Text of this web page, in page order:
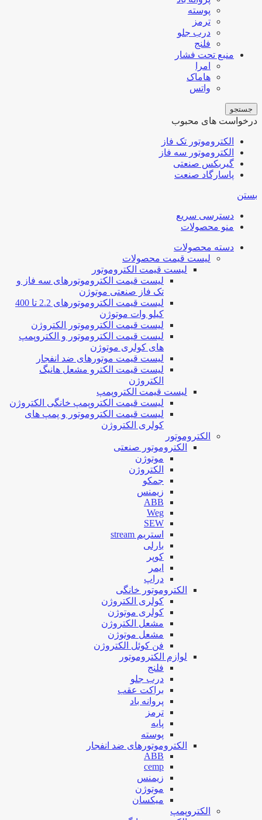
پوسته
ترمز
درب جلو
فلنج
منبع تحت فشار
امرا
هاماک
واتس
جستجو
درخواست های محبوب
الکتروموتور تک فاز
الکتروموتور سه فاز
گیربکس صنعتی
پاسارگاد صنعت
بستن
دسترسی سریع
منو محصولات
دسته محصولات
لیست قیمت محصولات
لیست قیمت الکتروموتور
لیست قیمت الکتروموتورهای سه فاز و
تک فاز صنعتی موتوژن
لیست قیمت الکتروموتورهای 2.2 تا 400
کیلو وات موتوژن
لیست قیمت الکتروموتور الکتروژن
لیست قیمت الکتروموتور و الکتروپمپ
های کولری موتوژن
لیست قیمت موتورهای ضد انفجار
لیست قیمت الکترو مشعل هانیگ
الکتروژن
لیست قیمت الکتروپمپ
لیست قیمت الکتروپمپ خانگی الکتروژن
لیست قیمت الکتروموتور و پمپ های
کولری الکتروژن
الکتروموتور
الکتروموتور صنعتی
موتوژن
الکتروژن
جمکو
زیمنس
ABB
Weg
SEW
استریم stream
بارلی
کوپر
ایمر
دراپ
الکتروموتور خانگی
کولری الکتروژن
کولری موتوژن
مشعل الکتروژن
مشعل موتوژن
فن کوئل الکتروژن
لوازم الکتروموتور
فلنج
درب جلو
براکت عقب
پروانه باد
ترمز
پایه
پوسته
الکتروموتورهای ضد انفجار
ABB
cemp
زیمنس
موتوژن
میکسان
الکتروپمپ